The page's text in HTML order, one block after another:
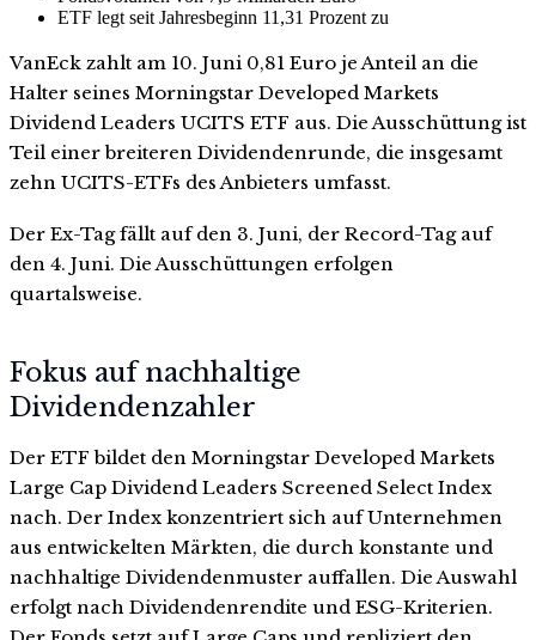
ETF legt seit Jahresbeginn 11,31 Prozent zu
VanEck zahlt am 10. Juni 0,81 Euro je Anteil an die
Halter seines Morningstar Developed Markets
Dividend Leaders UCITS ETF aus. Die Ausschüttung ist
Teil einer breiteren Dividendenrunde, die insgesamt
zehn UCITS-ETFs des Anbieters umfasst.
Der Ex-Tag fällt auf den 3. Juni, der Record-Tag auf
den 4. Juni. Die Ausschüttungen erfolgen
quartalsweise.
Fokus auf nachhaltige
Dividendenzahler
Der ETF bildet den Morningstar Developed Markets
Large Cap Dividend Leaders Screened Select Index
nach. Der Index konzentriert sich auf Unternehmen
aus entwickelten Märkten, die durch konstante und
nachhaltige Dividendenmuster auffallen. Die Auswahl
erfolgt nach Dividendenrendite und ESG-Kriterien.